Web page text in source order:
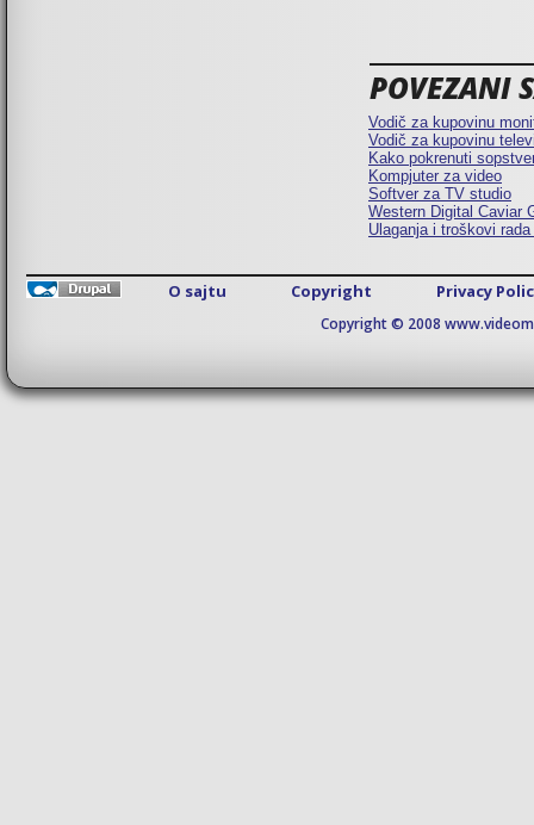
POVEZANI
Vodič za kupovinu
Vodič za kupovinu
Kako pokrenuti
Kompjuter za video
Softver za TV studio
Western Digital Caviar
Ulaganja i troškovi
O sajtu Copyright Privacy
Copyright © 2008